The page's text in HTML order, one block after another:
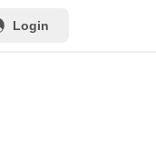
Login